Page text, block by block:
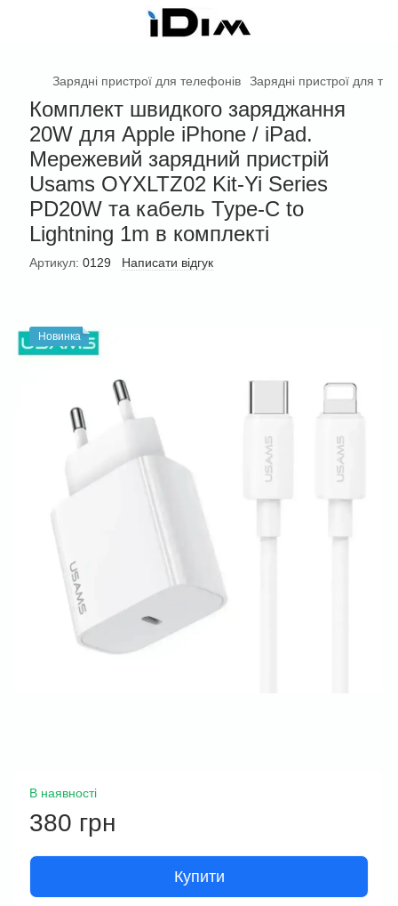
Зарядні пристрої для телефонів Зарядні пристрої для
Комплект швидкого заряджання
20W для Apple iPhone / iPad.
Мережевий зарядний пристрій
Usams OYXLTZ02 Kit-Yi Series
PD20W та кабель Type-C to
Lightning 1m в комплекті
Артикул: 0129 Написати відгук
Новинка
В наявності
380 грн
Купити